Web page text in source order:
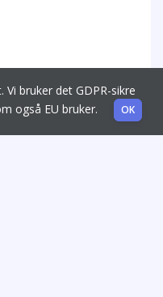
bruker det GDPR-sikre
også EU bruker.
OK